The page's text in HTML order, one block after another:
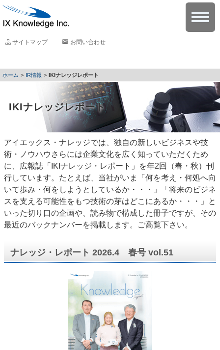
サイトマップ お問い合わせ
IR情報 IKIナレッジレポート
IKIナレッジレポート
アイエックス・ナレッジでは、独自の新しいビジネスや技
術・ノウハウさらには企業文化を広く知っていただくため
に、広報誌「IKIナレッジ・レポート」を年2回（春・秋）刊
行しています。たとえば、当社がいま「何を考え・何処へ向
いて歩み・何をしようとしているか・・・」「将来のビジネ
スを支える可能性をもつ技術の芽はどこにあるか・・・」と
いった切り口の企画や、読み物で構成した冊子ですが、その
最近のバックナンバーを掲載します。ご高覧下さい。
ナレッジ・レポート 2026.4 春号 vol.51